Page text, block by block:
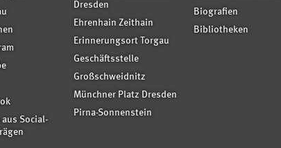
Social-
Dresden
Ehrenhain Zeithain
Erinnerungsort Torgau
Geschäftsstelle
Großschweidnitz
Münchner Platz Dresden
Pirna-Sonnenstein
Biografien
Bibliotheken